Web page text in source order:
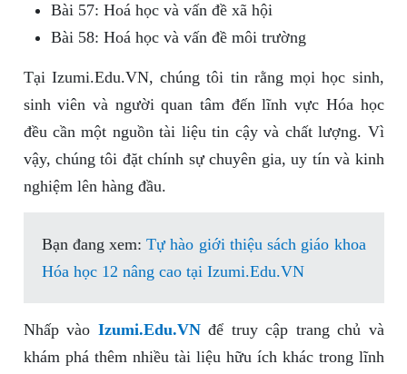
Bài 57: Hoá học và vấn đề xã hội
Bài 58: Hoá học và vấn đề môi trường
Tại Izumi.Edu.VN, chúng tôi tin rằng mọi học sinh,
sinh viên và người quan tâm đến lĩnh vực Hóa học
đều cần một nguồn tài liệu tin cậy và chất lượng. Vì
vậy, chúng tôi đặt chính sự chuyên gia, uy tín và kinh
nghiệm lên hàng đầu.
Bạn đang xem:Tự hào giới thiệu sách giáo khoa
Hóa học 12 nâng cao tại Izumi.Edu.VN
Nhấp vào Izumi.Edu.VNđể truy cập trang chủ và
khám phá thêm nhiều tài liệu hữu ích khác trong lĩnh